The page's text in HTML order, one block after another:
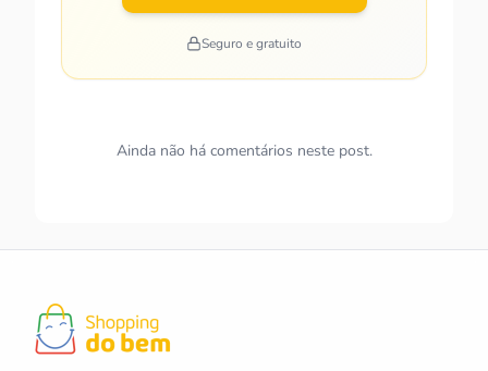
Seguro e gratuito
Ainda não há comentários neste post.